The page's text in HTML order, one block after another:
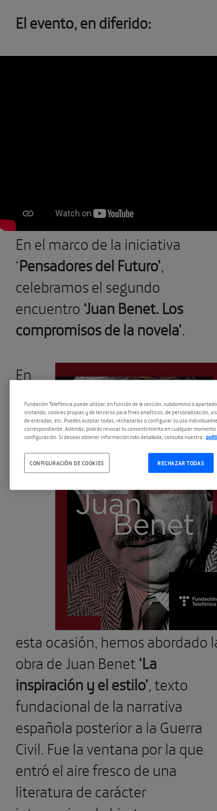
El evento, en diferido:
En el marco de la iniciativa
‘Pensadores del Futuro’,
celebramos el segundo
encuentro ‘Juan Benet. Los
compromisos de la novela’.
En
esta ocasión, hemos abordado
obra de Juan Benet‘La
inspiración y el estilo’, texto
fundacional de la narrativa
española posterior a la Guerra
Civil. Fue la ventana por la que
entró el aire fresco de una
literatura de carácter
Fundación Telefónica puede utilizar, en función de la sección, subdominio o
visitando, cookies propias y de terceros para fines analíticos, de personalización,
de entradas, etc. Puedes aceptar todas, rechazarlas o configurar su uso
correspondiente. Además, podrás revocar tu consentimiento en cualquier momento
configuración. Si deseas obtener información más detallada, consulta nuestra
RECHAZAR TODAS
CONFIGURACIÓN DE COOKIES